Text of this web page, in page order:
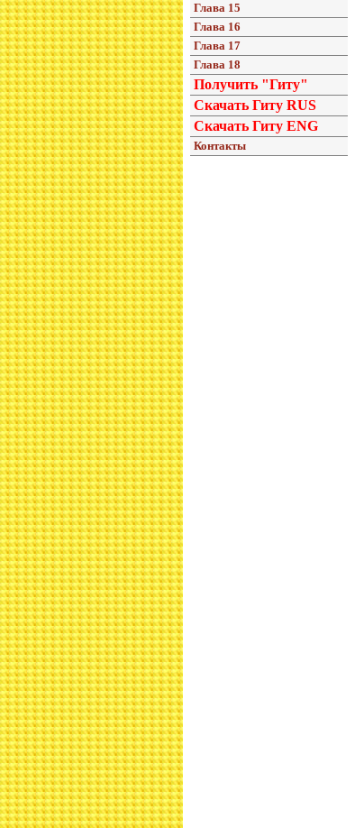
Глава 15
Глава 16
Глава 17
Глава 18
Получить "Гиту"
Скачать Гиту RUS
Скачать Гиту ENG
Контакты